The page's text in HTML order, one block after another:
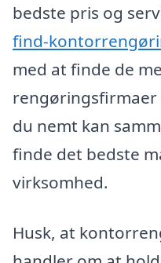
bedste pris og
find-
med at finde de
rengøringsfirmaer
du nemt kan
finde det bedste
virksomhed.
Husk, at